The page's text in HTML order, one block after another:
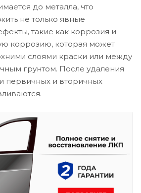
до металла, что
не только явные
такие как коррозия и
коррозию, которая может
слоями краски или между
грунтом. После удаления
первичных и вторичных